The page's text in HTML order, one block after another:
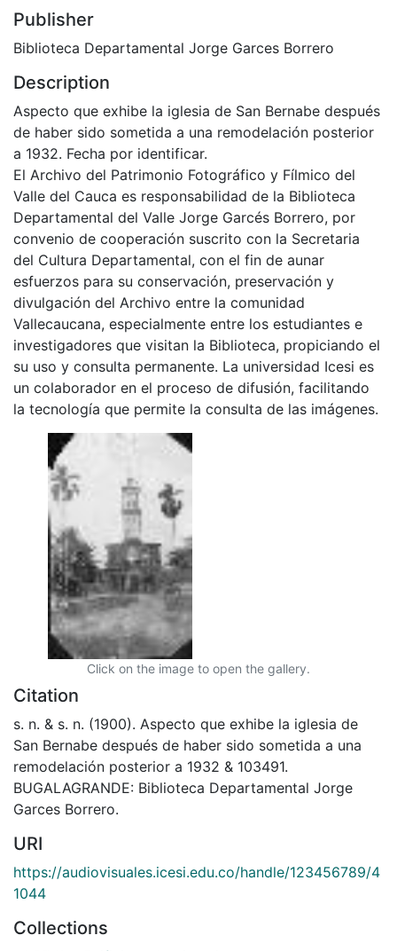
Publisher
Biblioteca Departamental Jorge Garces Borrero
Description
Aspecto que exhibe la iglesia de San Bernabe después
de haber sido sometida a una remodelación posterior
a 1932. Fecha por identificar.
El Archivo del Patrimonio Fotográfico y Fílmico del
Valle del Cauca es responsabilidad de la Biblioteca
Departamental del Valle Jorge Garcés Borrero, por
convenio de cooperación suscrito con la Secretaria
del Cultura Departamental, con el fin de aunar
esfuerzos para su conservación, preservación y
divulgación del Archivo entre la comunidad
Vallecaucana, especialmente entre los estudiantes e
investigadores que visitan la Biblioteca, propiciando el
su uso y consulta permanente. La universidad Icesi es
un colaborador en el proceso de difusión, facilitando
la tecnología que permite la consulta de las imágenes.
Click on the image to open the gallery.
Citation
s. n. & s. n. (1900). Aspecto que exhibe la iglesia de
San Bernabe después de haber sido sometida a una
remodelación posterior a 1932 & 103491.
BUGALAGRANDE: Biblioteca Departamental Jorge
Garces Borrero.
URI
https://audiovisuales.icesi.edu.co/handle/123456789/4
1044
Collections